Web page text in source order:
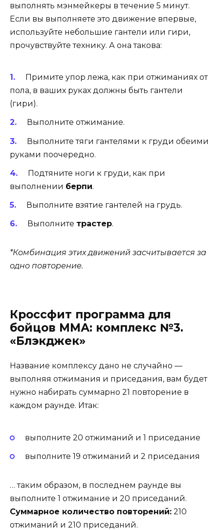
выполнять мэнмейкеры в течение 5 минут.
Если вы выполняете это движение впервые,
используйте небольшие гантели или гири,
прочувствуйте технику. А она такова:
Примите упор лежа, как при отжиманиях от
пола, в ваших руках должны быть гантели
(гири).
Выполните отжимание.
Выполните тяги гантелями к груди обеими
руками поочередно.
Подтяните ноги к груди, как при
выполнении берпи.
Выполните взятие гантелей на грудь.
Выполните трастер.
*Комбинация этих движений засчитывается за
одно повторение.
Кроссфит программа для
бойцов ММА: комплекс №3.
«Блэкджек»
Название комплексу дано не случайно —
выполняя отжимания и приседания, вам будет
нужно набирать суммарно 21 повторение в
каждом раунде. Итак:
выполните 20 отжиманий и 1 приседание
выполните 19 отжиманий и 2 приседания
… таким образом, в последнем раунде вы
выполните 1 отжимание и 20 приседаний.
Суммарное количество повторений: 210
отжиманий и 210 приседаний.